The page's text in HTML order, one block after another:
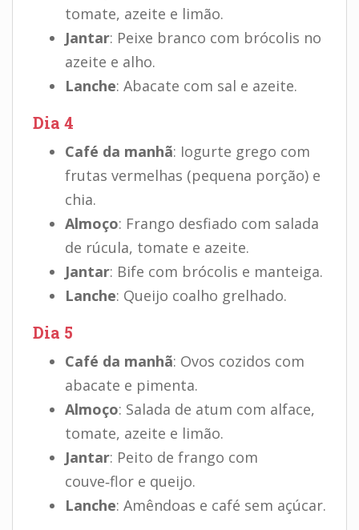
tomate, azeite e limão.
Jantar: Peixe branco com brócolis no
azeite e alho.
Lanche: Abacate com sal e azeite.
Dia 4
Café da manhã: Iogurte grego com
frutas vermelhas (pequena porção) e
chia.
Almoço: Frango desfiado com salada
de rúcula, tomate e azeite.
Jantar: Bife com brócolis e manteiga.
Lanche: Queijo coalho grelhado.
Dia 5
Café da manhã: Ovos cozidos com
abacate e pimenta.
Almoço: Salada de atum com alface,
tomate, azeite e limão.
Jantar: Peito de frango com
couve‑flor e queijo.
Lanche: Amêndoas e café sem açúcar.